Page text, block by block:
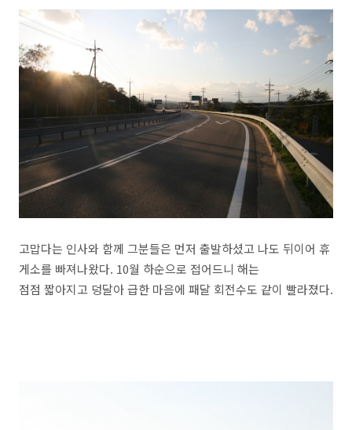
고맙다는 인사와 함께 그분들은 먼저 출발하셨고 나도 뒤이어 휴
게소를 빠져나왔다. 10월 하순으로 접어드니 해는
점점 짧아지고 덩달아 급한 마음에 패달 회전수도 같이 빨라졌다.